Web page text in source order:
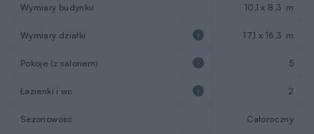
Wymiary budynku 10,1 x 8,3 m
Wymiary działki 17,1 x 16,3 m
Pokoje (z salonem) 5
Łazienki i wc 2
Sezonowość Całoroczny